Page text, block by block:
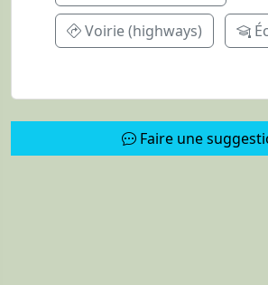
Voirie (highways)
Faire une